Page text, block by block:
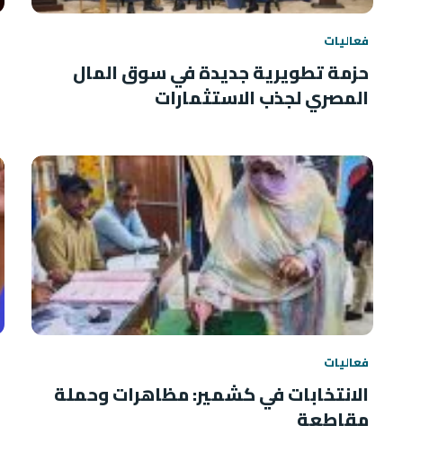
فعاليات
حزمة تطويرية جديدة في سوق المال
المصري لجذب الاستثمارات
فعاليات
الانتخابات في كشمير: مظاهرات وحملة
مقاطعة